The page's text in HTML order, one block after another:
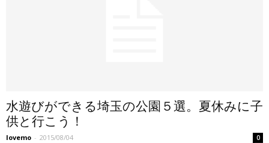
水遊びができる埼玉の公園５選。夏休みに子
供と行こう！
lovemo - 2015/08/04 0